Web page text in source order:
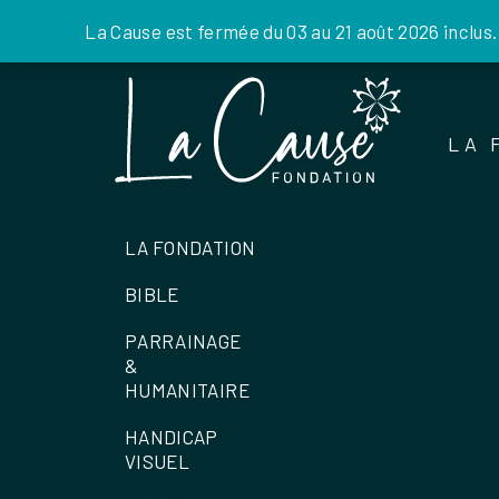
La Cause est fermée du 03 au 21 août 2026
LA
LA FONDATION
BIBLE
PARRAINAGE
&
HUMANITAIRE
HANDICAP
VISUEL